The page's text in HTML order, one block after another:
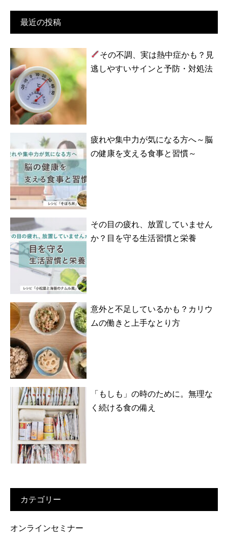
最近の投稿
その不調、実は熱中症かも？見
逃しやすいサインと予防・対処法
疲れや集中力が気になる方へ～脳
の健康を支える食事と習慣～
その目の疲れ、放置していません
か？目を守る生活習慣と栄養
意外と不足しているかも？カリウ
ムの働きと上手なとり方
「もしも」の時のために。無理な
く続ける食の備え
カテゴリー
オンラインセミナー